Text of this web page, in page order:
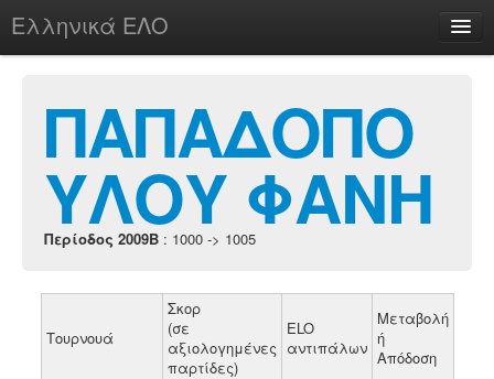
Ελληνικά ΕΛΟ
chesstu.be @ discord
ΠΑΠΑΔΟΠΟ
ΥΛΟΥ ΦΑΝΗ
Περίοδος 2009B : 1000 -> 1005
Τουρνουά
Σκορ
(σε
αξιολογημένες
παρτίδες)
ELO
αντιπάλων
Μεταβολή
ή
Απόδοση